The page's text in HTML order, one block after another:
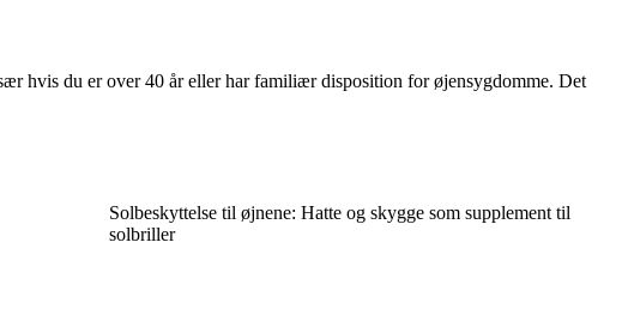
hvis du er over 40 år eller har familiær disposition for øjensygdomme. Det
Solbeskyttelse til øjnene: Hatte og skygge som supplement til
solbriller